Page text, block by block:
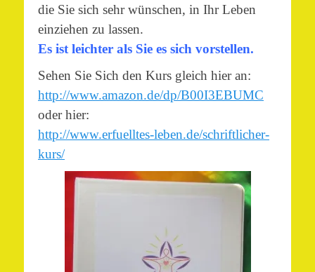
die Sie sich sehr wünschen, in Ihr Leben
einziehen zu lassen.
Es ist leichter als Sie es sich vorstellen.
Sehen Sie Sich den Kurs gleich hier an:
http://www.amazon.de/dp/B00I3EBUMC
oder hier:
http://www.erfuelltes-leben.de/schriftlicher-
kurs/